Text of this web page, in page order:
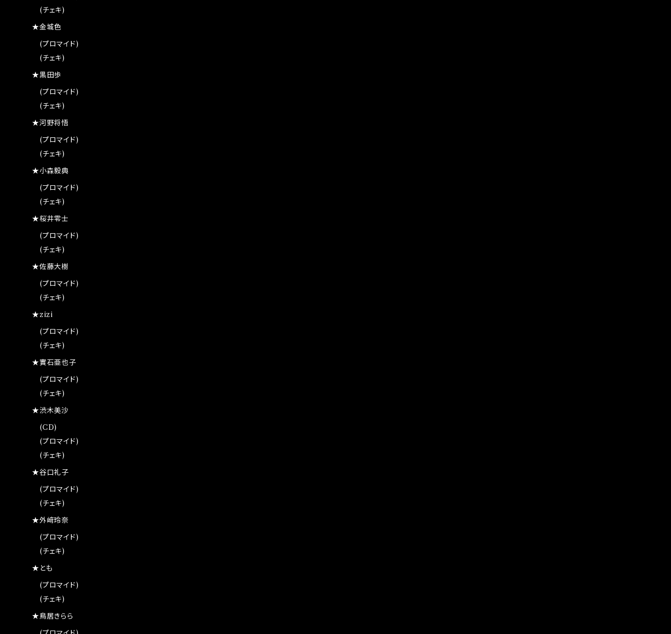
(チェキ)
★金城色
(プロマイド)
(チェキ)
★黒田歩
(プロマイド)
(チェキ)
★河野将悟
(プロマイド)
(チェキ)
★小森毅典
(プロマイド)
(チェキ)
★桜井零士
(プロマイド)
(チェキ)
★佐藤大樹
(プロマイド)
(チェキ)
★zizi
(プロマイド)
(チェキ)
★實石亜也子
(プロマイド)
(チェキ)
★渋木美沙
(CD)
(プロマイド)
(チェキ)
★谷口礼子
(プロマイド)
(チェキ)
★外﨑玲奈
(プロマイド)
(チェキ)
★とも
(プロマイド)
(チェキ)
★鳥居きらら